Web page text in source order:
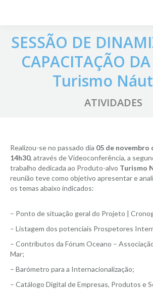
SESSÃO DE
CAPACITAÇÃO
Turismo
ATIVIDADES
Realizou-se no passado dia 05 de novembro
14h30, através de Videoconferência, a
trabalho dedicada ao Produto-alvo Turismo
reunião teve como objetivo apresentar e
os temas abaixo indicados:
– Ponto de situação geral do Projeto |
– Listagem dos potenciais Prospetores
– Contributos da Fórum Oceano –
Mar;
– Barómetro para a Internacionalização;
– Catálogo Digital de Empresas, Produtos e